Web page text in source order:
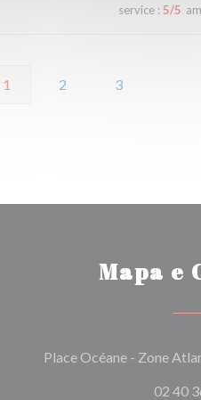
service: 5/5
1 2 3
Mapa e
Place Océane - Zone
02 40